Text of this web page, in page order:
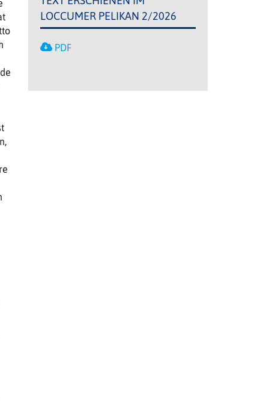
LOCCUMER PELIKAN 2/2026
PDF